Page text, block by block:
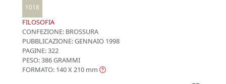
1018
FILOSOFIA
CONFEZIONE: BROSSURA
PUBBLICAZIONE:GENNAIO 1998
PAGINE: 322
PESO: 386 GRAMMI
FORMATO: 140 X 210 mm